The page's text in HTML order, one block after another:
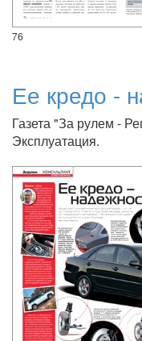
76
Ее кредо -
Газета "За рулем -
Эксплуатация.